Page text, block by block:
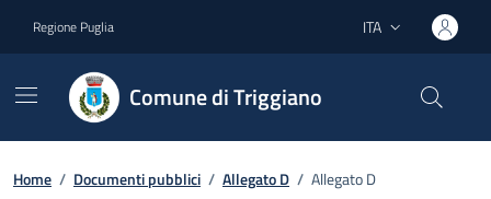
Regione Puglia Lingua attiva:
ITA
Comune di Triggiano
Home / Documenti pubblici / Allegato D / Allegato D